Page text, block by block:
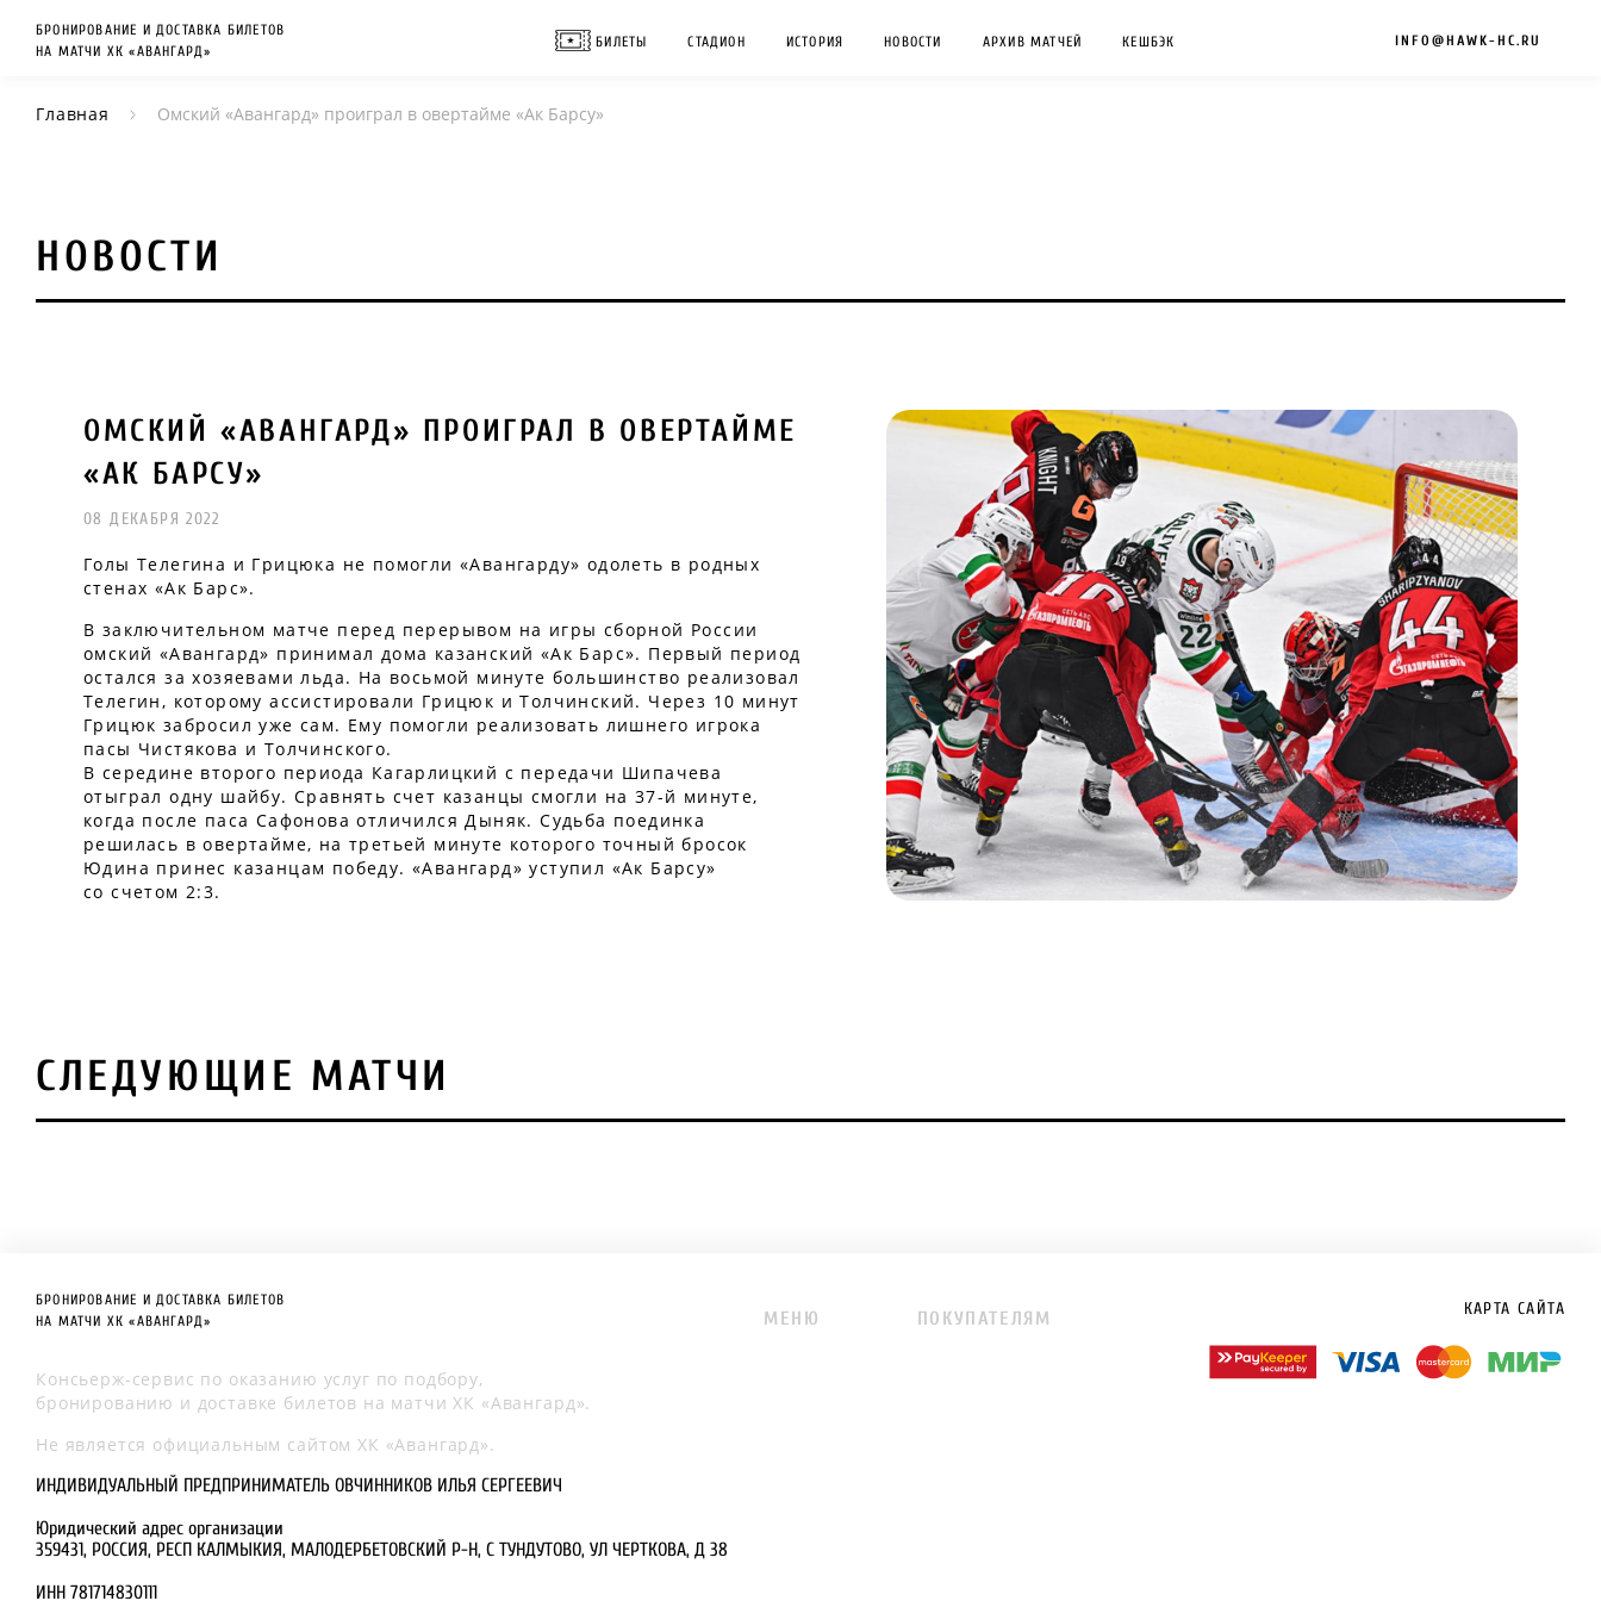
БРОНИРОВАНИЕ И ДОСТАВКА БИЛЕТОВ
НА МАТЧИ ХК «АВАНГАРД»
БИЛЕТЫ СТАДИОН ИСТОРИЯ НОВОСТИ АРХИВ МАТЧЕЙ КЕШБЭК INFO@HAWK-HC.RU
Главная Омский «Авангард» проиграл в овертайме «Ак Барсу»
НОВОСТИ
ОМСКИЙ «АВАНГАРД» ПРОИГРАЛ В ОВЕРТАЙМЕ
«АК БАРСУ»
08 ДЕКАБРЯ 2022
Голы Телегина и Грицюка не помогли «Авангарду» одолеть в родных
стенах «Ак Барс».
В заключительном матче перед перерывом на игры сборной России
омский «Авангард» принимал дома казанский «Ак Барс». Первый период
остался за хозяевами льда. На восьмой минуте большинство реализовал
Телегин, которому ассистировали Грицюк и Толчинский. Через 10 минут
Грицюк забросил уже сам. Ему помогли реализовать лишнего игрока
пасы Чистякова и Толчинского.
В середине второго периода Кагарлицкий с передачи Шипачева
отыграл одну шайбу. Сравнять счет казанцы смогли на 37-й минуте,
когда после паса Сафонова отличился Дыняк. Судьба поединка
решилась в овертайме, на третьей минуте которого точный бросок
Юдина принес казанцам победу. «Авангард» уступил «Ак Барсу»
со счетом 2:3.
СЛЕДУЮЩИЕ МАТЧИ
БРОНИРОВАНИЕ И ДОСТАВКА БИЛЕТОВ
НА МАТЧИ ХК «АВАНГАРД»
Консьерж-сервис по оказанию услуг по подбору,
бронированию и доставке билетов на матчи ХК «Авангард».
Не является официальным сайтом ХК «Авангард».
ИНДИВИДУАЛЬНЫЙ ПРЕДПРИНИМАТЕЛЬ ОВЧИННИКОВ ИЛЬЯ СЕРГЕЕВИЧ
Юридический адрес организации
359431, РОССИЯ, РЕСП КАЛМЫКИЯ, МАЛОДЕРБЕТОВСКИЙ Р-Н, С ТУНДУТОВО, УЛ ЧЕРТКОВА, Д 38
ИНН 781714830111
МЕНЮ ПОКУПАТЕЛЯМ КАРТА САЙТА